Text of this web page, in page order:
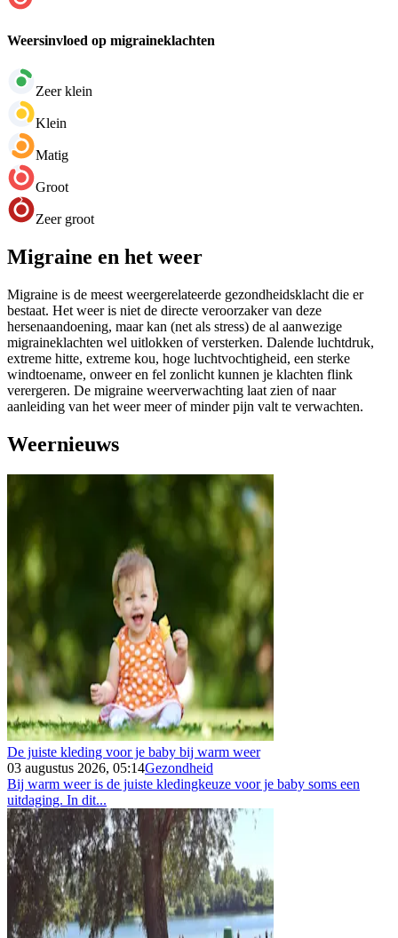
Weersinvloed op migraineklachten
Zeer klein
Klein
Matig
Groot
Zeer groot
Migraine en het weer
Migraine is de meest weergerelateerde gezondheidsklacht die er
bestaat. Het weer is niet de directe veroorzaker van deze
hersenaandoening, maar kan (net als stress) de al aanwezige
migraineklachten wel uitlokken of versterken. Dalende luchtdruk,
extreme hitte, extreme kou, hoge luchtvochtigheid, een sterke
windtoename, onweer en fel zonlicht kunnen je klachten flink
verergeren. De migraine weerverwachting laat zien of naar
aanleiding van het weer meer of minder pijn valt te verwachten.
Weernieuws
De juiste kleding voor je baby bij warm weer
03 augustus 2026, 05:14Gezondheid
Bij warm weer is de juiste kledingkeuze voor je baby soms een
uitdaging. In dit...